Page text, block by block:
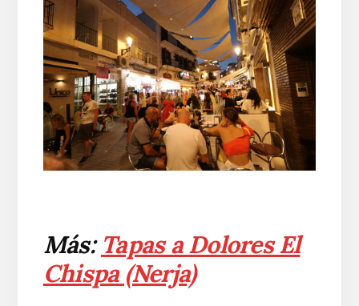
Más: Tapas a Dolores El
Chispa (Nerja)